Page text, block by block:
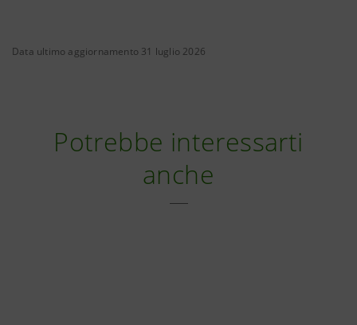
Data ultimo aggiornamento 31 luglio 2026
Potrebbe interessarti
anche